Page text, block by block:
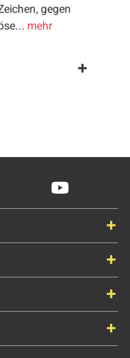
gegen
mehr